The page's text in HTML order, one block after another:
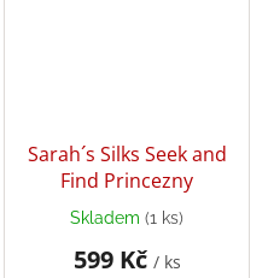
Sarah´s Silks Seek and
Find Princezny
Skladem (1 ks)
599 Kč / ks